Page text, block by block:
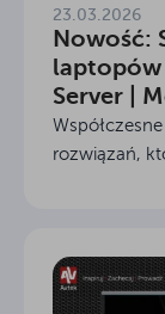
23.03.2026
Nowość:
laptopów
Server |
rozwiązań,